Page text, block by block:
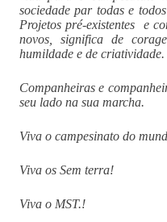
sociedade par todas e
Projetos pré-existentes e
novos, significa de
humildade e de criatividade.
Companheiras e
seu lado na sua marcha.
Viva o campesinato do
Viva os Sem terra!
Viva o MST.!